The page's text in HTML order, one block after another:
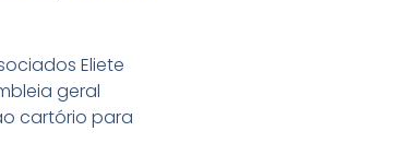
Eliete
geral
cartório para